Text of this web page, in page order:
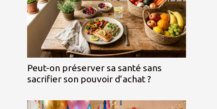
Peut-on préserver sa santé sans
sacrifier son pouvoir d’achat ?